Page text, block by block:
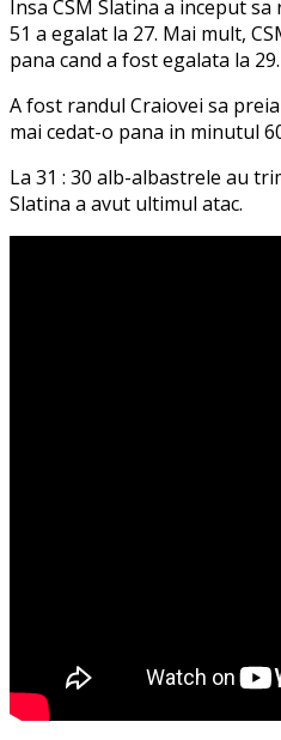
Insa CSM Slatina a inceput
51 a egalat la 27. Mai mult,
pana cand a fost egalata la 29.
A fost randul Craiovei sa
mai cedat-o pana in minutul
La 31 : 30 alb-albastrele au
Slatina a avut ultimul atac.